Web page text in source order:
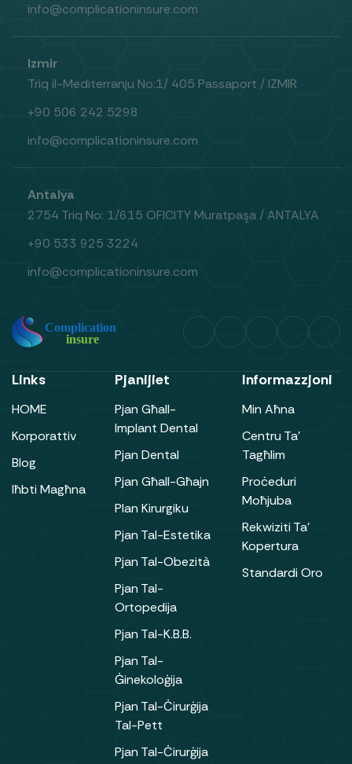
info@complicationinsure.com
Izmir
Triq il-Mediterranju No:1/ 405 Passaport / IZMIR
+90 506 242 5298
info@complicationinsure.com
Antalya
2754 Triq No: 1/615 OFICITY Muratpaşa / ANTALYA
+90 533 925 3224
info@complicationinsure.com
Links
HOME
Korporattiv
Blog
Iħbti Magħna
Pjanijiet
Pjan Għall-
Implant Dental
Pjan Dental
Pjan Għall-Għajn
Plan Kirurgiku
Pjan Tal-Estetika
Pjan Tal-Obezità
Pjan Tal-
Ortopedija
Pjan Tal-K.B.B.
Pjan Tal-
Ġinekoloġija
Pjan Tal-Ċirurġija
Tal-Pett
Pjan Tal-Ċirurġija
Informazzjoni
Min Aħna
Centru Ta’
Tagħlim
Proċeduri
Moħjuba
Rekwiziti Ta’
Kopertura
Standardi Oro